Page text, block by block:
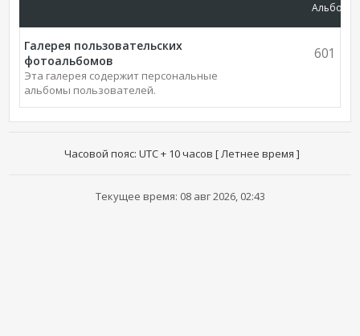
Альбомы
Галерея пользовательских
фотоальбомов
Эта галерея содержит персональные
альбомы пользователей.
601
Часовой пояс: UTC + 10 часов [ Летнее время ]
Текущее время: 08 авг 2026, 02:43